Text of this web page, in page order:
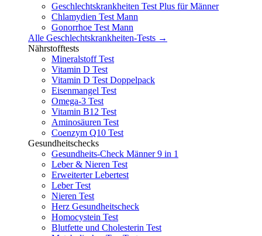
Geschlechtskrankheiten Test Plus für Männer
Chlamydien Test Mann
Gonorrhoe Test Mann
Alle Geschlechtskrankheiten-Tests →
Nährstofftests
Mineralstoff Test
Vitamin D Test
Vitamin D Test Doppelpack
Eisenmangel Test
Omega-3 Test
Vitamin B12 Test
Aminosäuren Test
Coenzym Q10 Test
Gesundheitschecks
Gesundheits-Check Männer 9 in 1
Leber & Nieren Test
Erweiterter Lebertest
Leber Test
Nieren Test
Herz Gesundheitscheck
Homocystein Test
Blutfette und Cholesterin Test